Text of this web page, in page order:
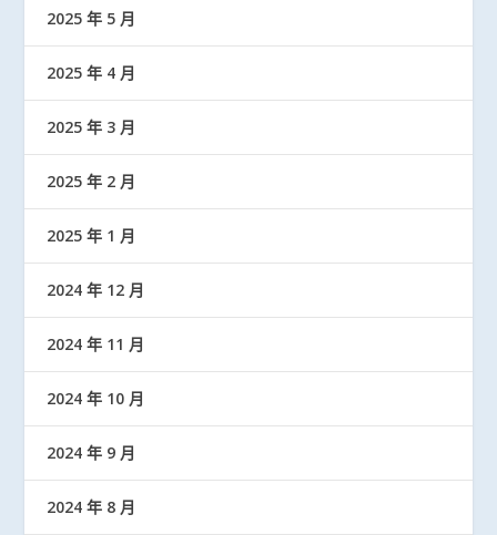
2025 年 5 月
2025 年 4 月
2025 年 3 月
2025 年 2 月
2025 年 1 月
2024 年 12 月
2024 年 11 月
2024 年 10 月
2024 年 9 月
2024 年 8 月